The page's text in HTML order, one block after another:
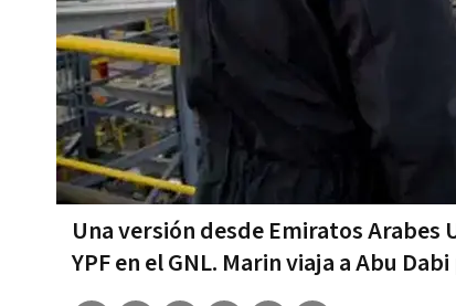
Una versión desde Emiratos Arabes
YPF en el GNL. Marin viaja a Abu